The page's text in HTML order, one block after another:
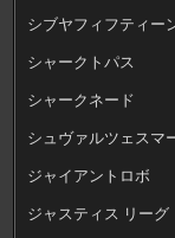
シブヤフィフティー
シャークトパス
シャークネード
シュヴァルツェスマ
ジャイアントロボ
ジャスティス リーグ